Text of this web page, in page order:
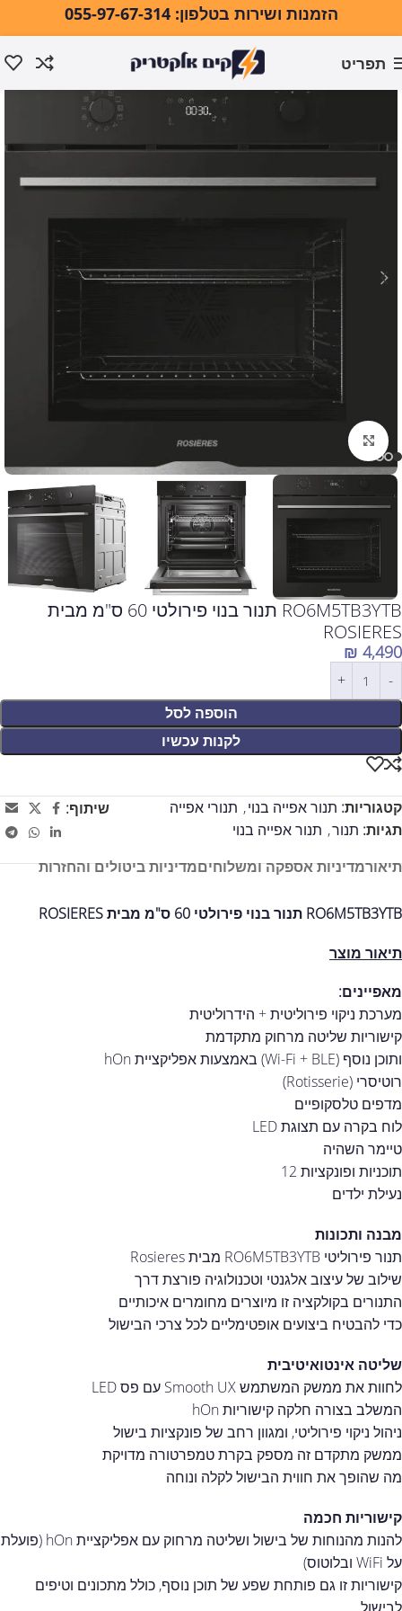
הזמנות ושירות בטלפון: 055-97-67-314
תפריט
עמוד הבית אפייה ובישול תנורי אפייה תנור אפייה בנוי
RO6M5TB3YTB תנור בנוי פירולטי 60 ס"מ מבית
ROSIERES
₪ 4,490
הוספה לסל
לקנות עכשיו
קטגוריות: תנור אפייה בנוי, תנורי אפייה
תגיות: תנור, תנור אפייה בנוי
שיתוף:
תיאורמדיניות אספקה ומשלוחיםמדיניות ביטולים והחזרות
RO6M5TB3YTB תנור בנוי פירולטי 60 ס"מ מבית ROSIERES
תיאור מוצר
מאפיינים:
מערכת ניקוי פירוליטית + הידרוליטית
קישוריות שליטה מרחוק מתקדמת
ותוכן נוסף (Wi-Fi + BLE) באמצעות אפליקציית hOn
רוטיסרי (Rotisserie)
מדפים טלסקופיים
לוח בקרה עם תצוגת LED
טיימר השהיה
תוכניות ופונקציות 12
נעילת ילדים
מבנה ותכונות
תנור פירוליטי RO6M5TB3YTB מבית Rosieres
שילוב של עיצוב אלגנטי וטכנולוגיה פורצת דרך
התנורים בקולקציה זו מיוצרים מחומרים איכותיים
כדי להבטיח ביצועים אופטימליים לכל צרכי הבישול
שליטה אינטואיטיבית
לחוות את ממשק המשתמש Smooth UX עם פס LED
המשלב בצורה חלקה קישוריות hOn
ניהול ניקוי פירוליטי, ומגוון רחב של פונקציות בישול
ממשק מתקדם זה מספק בקרת טמפרטורה מדויקת
מה שהופך את חווית הבישול לקלה ונוחה
קישוריות חכמה
להנות מהנוחות של בישול ושליטה מרחוק עם אפליקציית hOn (פועלת
על WiFi ובלוטוס)
קישוריות זו גם פותחת שפע של תוכן נוסף, כולל מתכונים וטיפים
לחצו להגדלה